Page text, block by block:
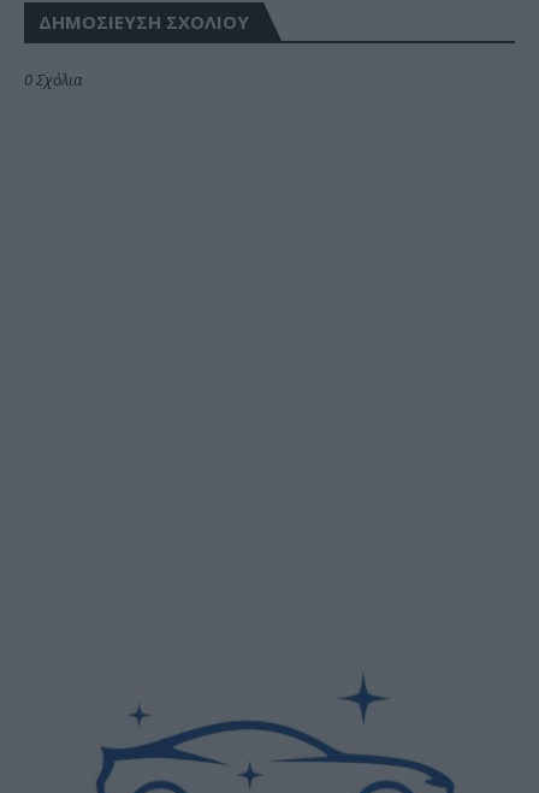
ΔΗΜΟΣΊΕΥΣΗ ΣΧΟΛΊΟΥ
0 Σχόλια